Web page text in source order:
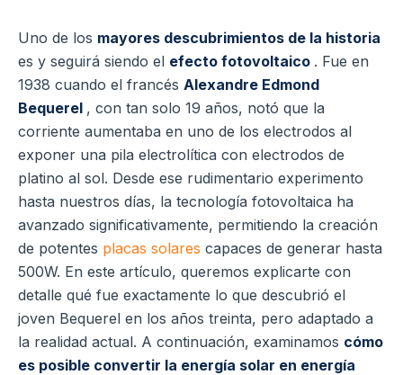
Uno de los mayores descubrimientos de la historia
es y seguirá siendo el efecto fotovoltaico . Fue en
1938 cuando el francés Alexandre Edmond
Bequerel , con tan solo 19 años, notó que la
corriente aumentaba en uno de los electrodos al
exponer una pila electrolítica con electrodos de
platino al sol. Desde ese rudimentario experimento
hasta nuestros días, la tecnología fotovoltaica ha
avanzado significativamente, permitiendo la creación
de potentes placas solares capaces de generar hasta
500W. En este artículo, queremos explicarte con
detalle qué fue exactamente lo que descubrió el
joven Bequerel en los años treinta, pero adaptado a
la realidad actual. A continuación, examinamos cómo
es posible convertir la energía solar en energía